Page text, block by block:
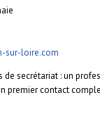
sur-loire.com
de secrétariat : un
premier contact